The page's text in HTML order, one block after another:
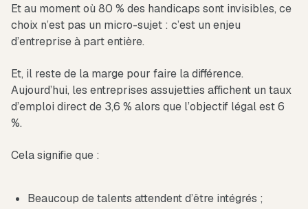
Et au moment où 80 % des handicaps sont invisibles, ce
choix n’est pas un micro-sujet : c’est un enjeu
d’entreprise à part entière.
Et, il reste de la marge pour faire la différence.
Aujourd’hui, les entreprises assujetties affichent un taux
d’emploi direct de 3,6 % alors que l’objectif légal est 6
%.
Cela signifie que :
Beaucoup de talents attendent d’être intégrés ;